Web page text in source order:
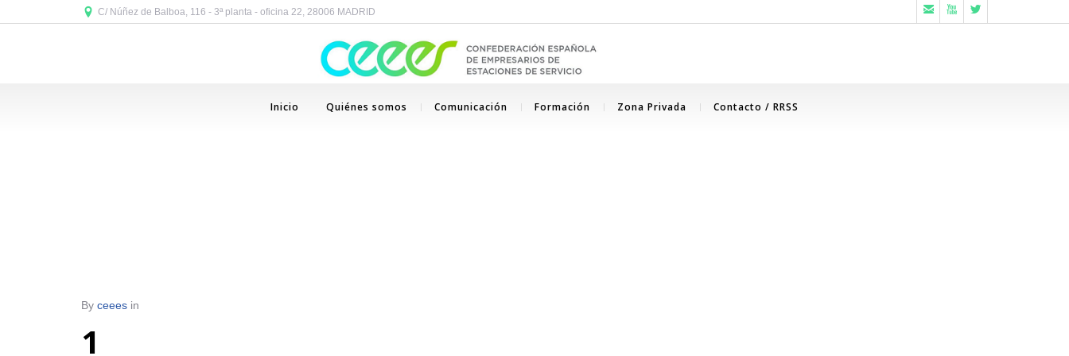
C/ Núñez de Balboa, 116 - 3ª planta - oficina 22, 28006 MADRID   
Inicio Quiénes somos Comunicación Formación Zona Privada Contacto / RRSS
By ceees in
1